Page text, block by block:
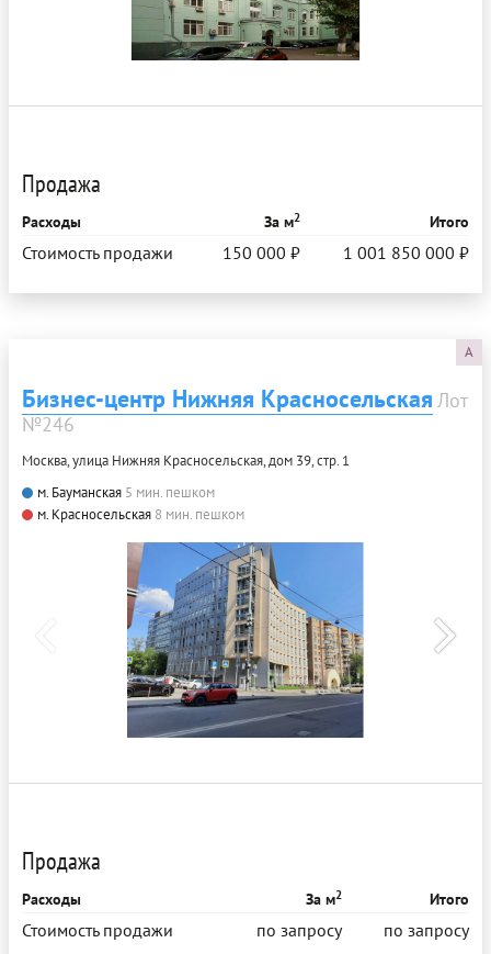
Продажа
Расходы За м2 Итого
Стоимость продажи 150 000 ₽ 1 001 850 000 ₽
A
Бизнес-центр Нижняя Красносельская Лот
№246
Москва, улица Нижняя Красносельская, дом 39, стр. 1
м. Бауманская 5 мин. пешком
м. Красносельская 8 мин. пешком
Продажа
Расходы За м2 Итого
Стоимость продажи по запросу по запросу